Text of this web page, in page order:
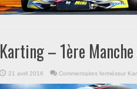
Karting – 1ère
21 avril 2016 Commentaires ferméssur